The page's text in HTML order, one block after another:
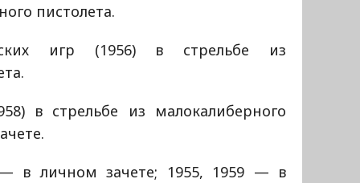
пистолета.
игр (1956) в стрельбе из
в стрельбе из малокалиберного
в личном зачете; 1955, 1959 — в